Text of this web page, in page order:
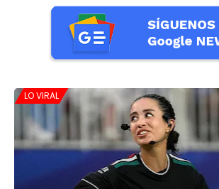
LO VIRAL